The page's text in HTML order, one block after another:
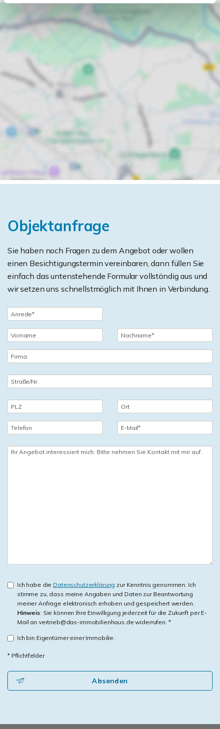
Objektanfrage
Sie haben noch Fragen zu dem Angebot oder wollen
einen Besichtigungstermin vereinbaren, dann füllen Sie
einfach das untenstehende Formular vollständig aus und
wir setzen uns schnellstmöglich mit Ihnen in Verbindung.
Ich habe die Datenschutzerklärung zur Kenntnis genommen. Ich
stimme zu, dass meine Angaben und Daten zur Beantwortung
meiner Anfrage elektronisch erhoben und gespeichert werden.
Hinweis: Sie können Ihre Einwilligung jederzeit für die Zukunft per E-
Mail an vertrieb@das-immobilienhaus.de widerrufen. *
Ich bin Eigentümer einer Immobilie.
* Pflichtfelder
Absenden